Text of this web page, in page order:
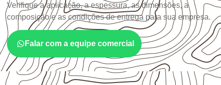
Verifique a aplicação, a espessura, as dimensões, a
composição e as condições de entrega para sua empresa.
Falar com a equipe comercial